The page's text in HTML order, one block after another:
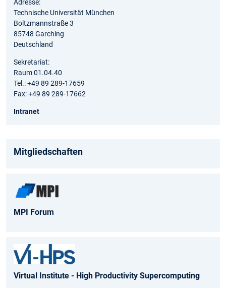
Adresse:
Technische Universität München
Boltzmannstraße 3
85748 Garching
Deutschland
Sekretariat:
Raum 01.04.40
Tel.: +49 89 289-17659
Fax: +49 89 289-17662
Intranet
Mitgliedschaften
MPI Forum
Virtual Institute - High Productivity Supercomputing